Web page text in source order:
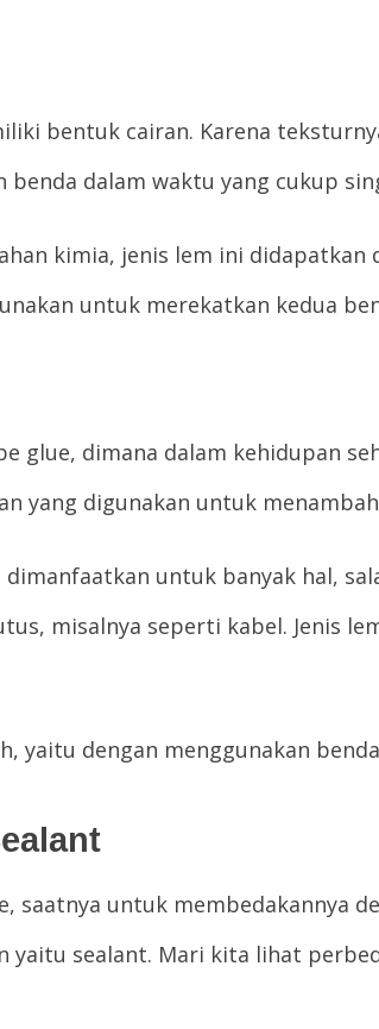
bentuk cairan. Karena
dalam waktu yang cukup
kimia, jenis lem ini
untuk merekatkan kedua
glue, dimana dalam kehidupan
yang digunakan untuk
untuk banyak hal,
misalnya seperti kabel. Jenis
yaitu dengan menggunakan
saatnya untuk membedakannya
yaitu sealant. Mari kita lihat